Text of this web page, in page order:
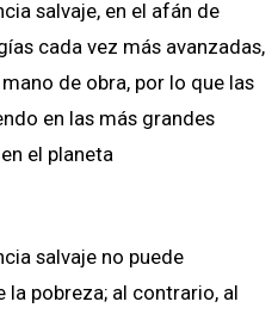
salvaje, en el afán de
cada vez más avanzadas,
de obra, por lo que las
en las más grandes
el planeta
salvaje no puede
pobreza; al contrario, al